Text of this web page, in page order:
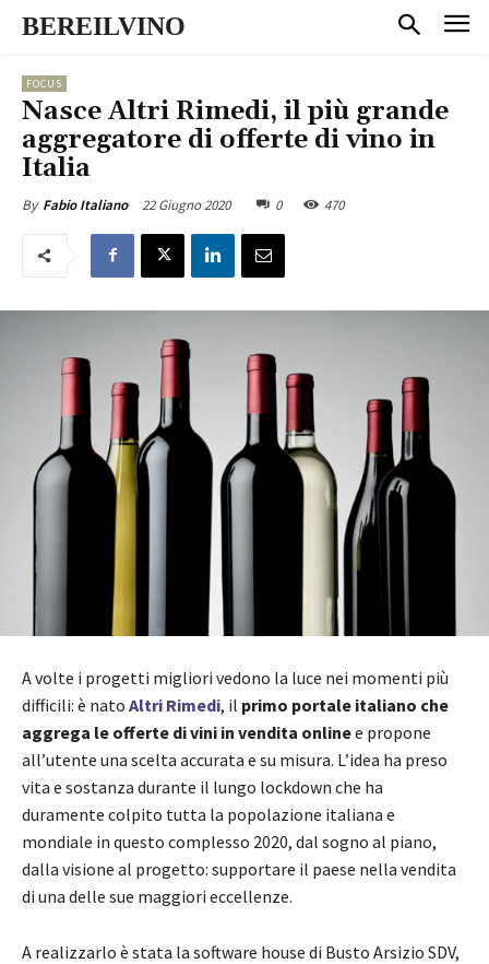
BEREILVINO
FOCUS
Nasce Altri Rimedi, il più grande
aggregatore di offerte di vino in
Italia
By Fabio Italiano 22 Giugno 2020 0 470
A volte i progetti migliori vedono la luce nei momenti più
difficili: è nato Altri Rimedi, il primo portale italiano che
aggrega le offerte di vini in vendita onlinee propone
all’utente una scelta accurata e su misura. L’idea ha preso
vita e sostanza durante il lungo lockdown che ha
duramente colpito tutta la popolazione italiana e
mondiale in questo complesso 2020, dal sogno al piano,
dalla visione al progetto: supportare il paese nella vendita
di una delle sue maggiori eccellenze.
A realizzarlo è stata la software house di Busto Arsizio SDV,